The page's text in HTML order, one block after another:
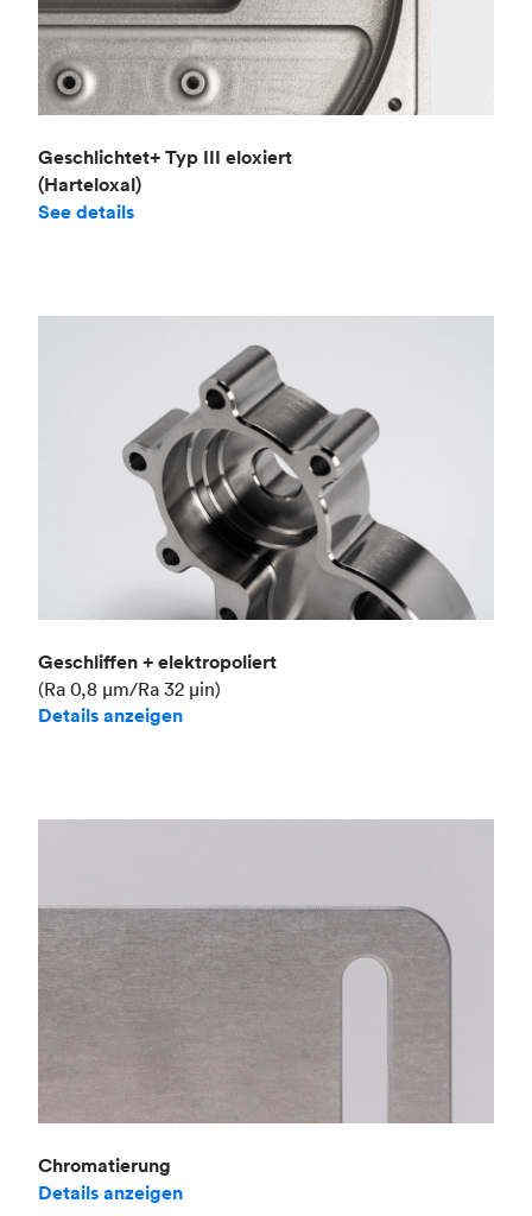
Geschlichtet+ Typ III eloxiert
(Harteloxal)
See details
Geschliffen + elektropoliert
(Ra 0,8 μm/Ra 32 μin)
Details anzeigen
Chromatierung
Details anzeigen